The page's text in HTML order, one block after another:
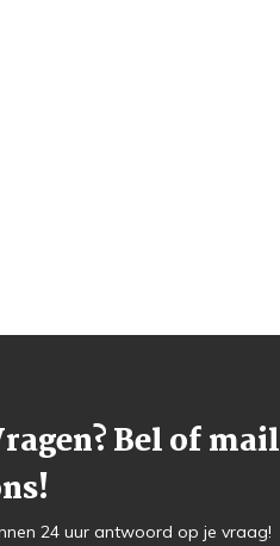
Bel of mail
24 uur antwoord op je vraag!